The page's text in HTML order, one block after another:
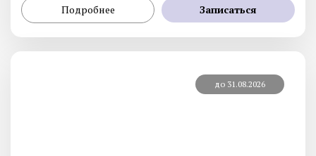
Подробнее Записаться
до 31.08.2026